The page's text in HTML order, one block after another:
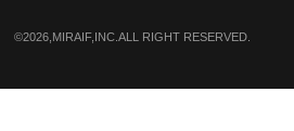
©️2026,MIRAIF,INC.ALL RIGHT RESERVED.